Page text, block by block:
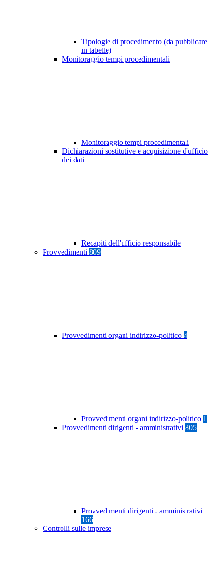
Tipologie di procedimento (da pubblicare
in tabelle)
Monitoraggio tempi procedimentali
Monitoraggio tempi procedimentali
Dichiarazioni sostitutive e acquisizione d'ufficio
dei dati
Recapiti dell'ufficio responsabile
Provvedimenti 809
Provvedimenti organi indirizzo-politico 4
Provvedimenti organi indirizzo-politico 1
Provvedimenti dirigenti - amministrativi 805
Provvedimenti dirigenti - amministrativi
166
Controlli sulle imprese